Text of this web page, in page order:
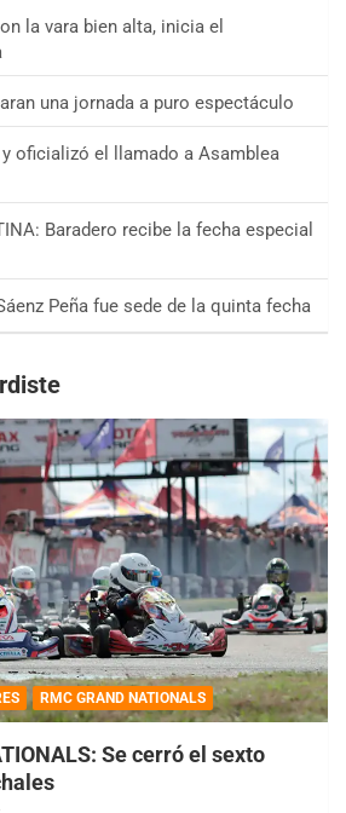
la vara bien alta, inicia el
una jornada a puro espectáculo
oficializó el llamado a Asamblea
Baradero recibe la fecha especial
Peña fue sede de la quinta fecha
RMC GRAND NATIONALS
Se cerró el sexto